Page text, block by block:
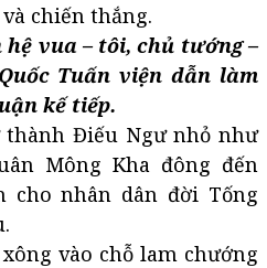
chiến thắng.
hệ vua – tôi, chủ tướng –
Tuấn viện dẫn làm
kế tiếp.
thành Điếu Ngư nhỏ như
Mông Kha đông đến
cho nhân dân đời Tống
vào chỗ lam chướng